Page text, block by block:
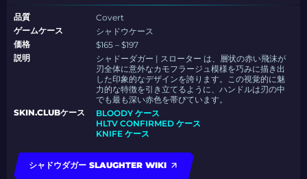
品質
Covert
ゲームケース
シャドウケース
価格
$165 – $197
説明
シャドーダガー | スローター は、層状の赤い飛沫が
刃全体に意外なカモフラージュ模様を巧みに描き出
した印象的なデザインを誇ります。この視覚的に魅
力的な特徴を引き立てるように、ハンドルは刃の中
でも最も深い赤色を帯びています。
SKIN.CLUBケース
BLOODY ケース
HLTV CONFIRMED ケース
KNIFE ケース
シャドウダガー SLAUGHTER WIKI